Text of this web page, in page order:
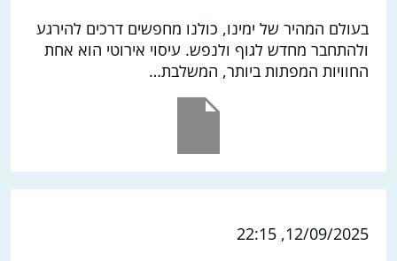
בעולם המהיר של ימינו, כולנו מחפשים דרכים להירגע
ולהתחבר מחדש לגוף ולנפש. עיסוי אירוטי הוא אחת
החוויות המפתות ביותר, המשלבת…
12/09/2025, 22:15